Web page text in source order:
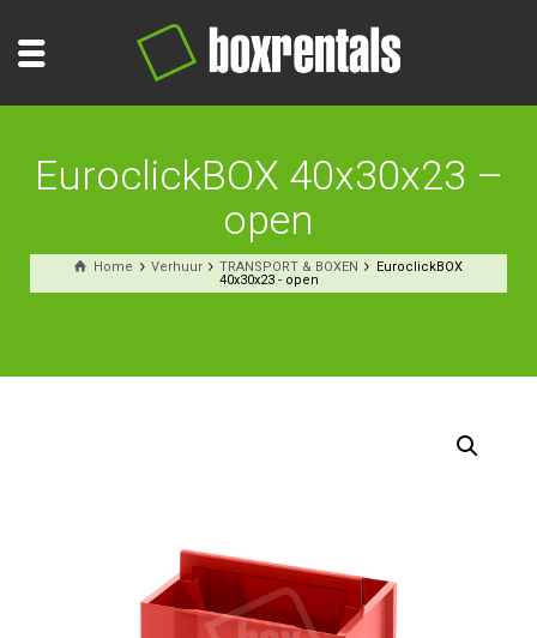
EuroclickBOX 40x30x23 –
open
Home Verhuur TRANSPORT & BOXEN
EuroclickBOX
40x30x23 - open